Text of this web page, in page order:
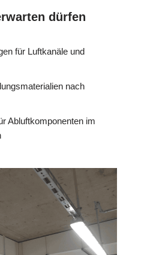
dürfen
für Luftkanäle und
nach
Abluftkomponenten im